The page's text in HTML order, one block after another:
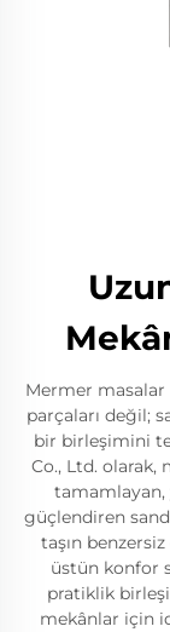
Mermer masalar
parçaları değil;
bir birleşimini
Co., Ltd.
güçlendiren
taşın
üstün konfor
pratiklik
mekânlar için